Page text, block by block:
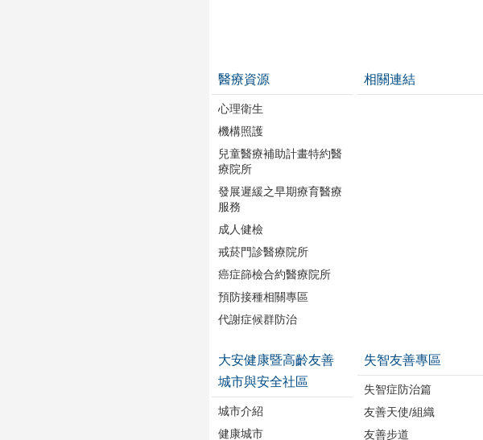
醫療資源
心理衛生
機構照護
兒童醫療補助計畫特約醫
療院所
發展遲緩之早期療育醫療
服務
成人健檢
戒菸門診醫療院所
癌症篩檢合約醫療院所
預防接種相關專區
代謝症候群防治
相關連結
大安健康暨高齡友善
城市與安全社區
城市介紹
健康城市
失智友善專區
失智症防治篇
友善天使/組織
友善步道